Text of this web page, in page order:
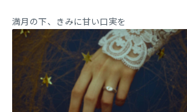
満月の下、きみに甘い口実を